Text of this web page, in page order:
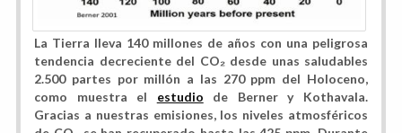
La Tierra lleva 140 millones de años con una peligrosa
tendencia decreciente del CO₂ desde unas saludables
2.500 partes por millón a las 270 ppm del Holoceno,
como muestra el estudio de Berner y Kothavala.
Gracias a nuestras emisiones, los niveles atmosféricos